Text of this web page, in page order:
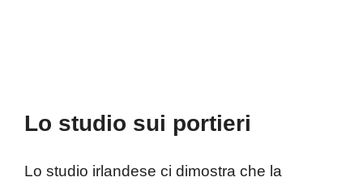
Lo studio sui portieri
Lo studio irlandese ci dimostra che la